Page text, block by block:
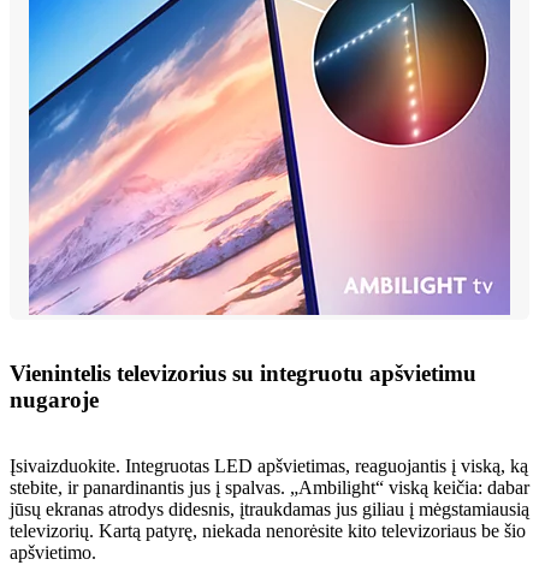
Vienintelis televizorius su integruotu apšvietimu
nugaroje
Įsivaizduokite. Integruotas LED apšvietimas, reaguojantis į viską, ką
stebite, ir panardinantis jus į spalvas. „Ambilight“ viską keičia: dabar
jūsų ekranas atrodys didesnis, įtraukdamas jus giliau į mėgstamiausią
televizorių. Kartą patyrę, niekada nenorėsite kito televizoriaus be šio
apšvietimo.